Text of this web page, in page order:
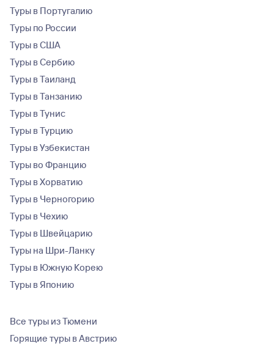
Туры в Португалию
Туры по России
Туры в США
Туры в Сербию
Туры в Таиланд
Туры в Танзанию
Туры в Тунис
Туры в Турцию
Туры в Узбекистан
Туры во Францию
Туры в Хорватию
Туры в Черногорию
Туры в Чехию
Туры в Швейцарию
Туры на Шри-Ланку
Туры в Южную Корею
Туры в Японию
Все туры из Тюмени
Горящие туры в Австрию